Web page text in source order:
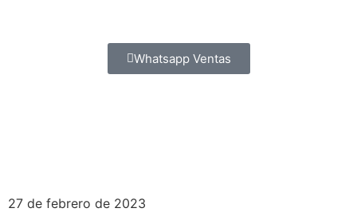
Whatsapp Ventas
27 de febrero de 2023